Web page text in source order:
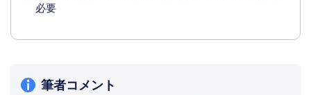
必要
筆者コメント